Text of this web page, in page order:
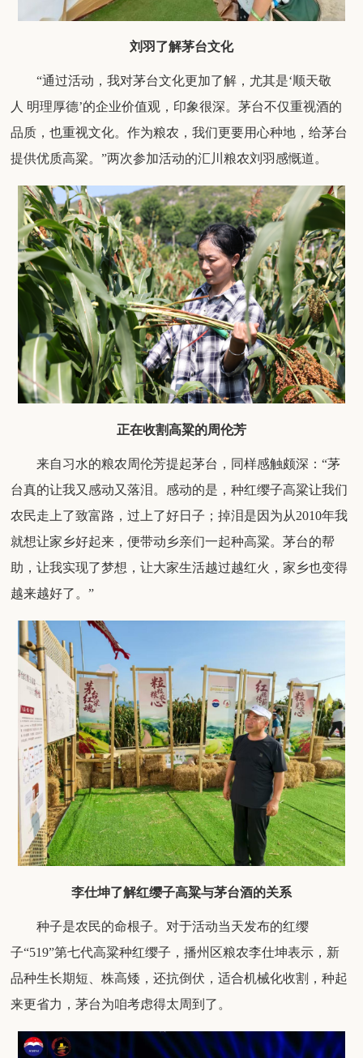
刘羽了解茅台文化
“通过活动，我对茅台文化更加了解，尤其是‘顺天敬
人 明理厚德’的企业价值观，印象很深。茅台不仅重视酒的
品质 ，也重视文化。作为粮农，我们更要用心种地，给茅台
提供优质高粱。”两次参加活动的汇川粮农刘羽感慨道。
正在收割高粱的周伦芳
来自习水的粮农周伦芳提起茅台 ，同样感触颇深 ：“茅
台真的让我又感动又落泪。感动的是，种红缨子高粱让我们
农民走上了致富路，过上了好日子；掉泪是因为从2010年我
就想让家乡好起来，便带动乡亲们一起种高粱。茅台的帮
助，让我实现了梦想 ，让大家生活越过越红火，家乡也变得
越来越好了 。”
李仕坤了解红缨子高粱与茅台酒的关系
种子是农民的命根子。对于活动当天发布的红缨
子“519”第七代高粱种红缨子，播州区粮农李仕坤表示，新
品种生长期短、株高矮，还抗倒伏，适合机械化收割，种起
来更省力，茅台为咱考虑得太周到了。